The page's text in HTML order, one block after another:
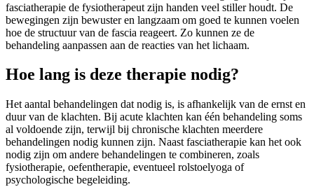
fasciatherapie de fysiotherapeut zijn handen veel stiller houdt. De
bewegingen zijn bewuster en langzaam om goed te kunnen voelen
hoe de structuur van de fascia reageert. Zo kunnen ze de
behandeling aanpassen aan de reacties van het lichaam.
Hoe lang is deze therapie nodig?
Het aantal behandelingen dat nodig is, is afhankelijk van de ernst en
duur van de klachten. Bij acute klachten kan één behandeling soms
al voldoende zijn, terwijl bij chronische klachten meerdere
behandelingen nodig kunnen zijn. Naast fasciatherapie kan het ook
nodig zijn om andere behandelingen te combineren, zoals
fysiotherapie, oefentherapie, eventueel rolstoelyoga of
psychologische begeleiding.